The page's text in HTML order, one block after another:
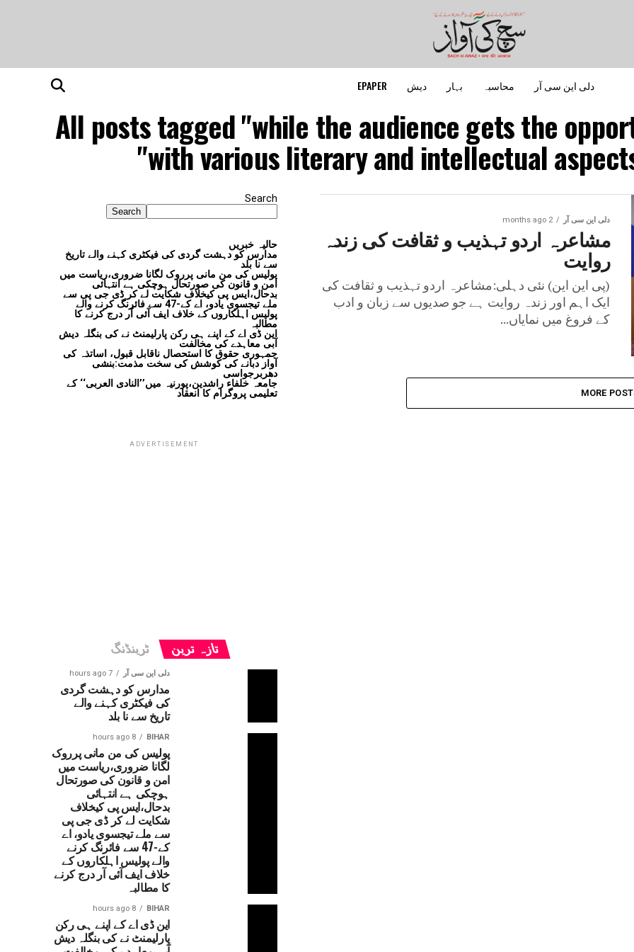
دلی این سی آر محاسبہ بہار دیش EPAPER
All posts tagged "while the audience gets the
with various literary and intellectual
دلی این سی آر 2 months ago
مشاعرہ اردو تہذیب و ثقافت کی زندہ
روایت
(پی این این) نئی دہلی:مشاعرہ اردو تہذیب و ثقافت کی
ایک اہم اور زندہ روایت ہے جو صدیوں سے زبان و ادب
کے فروغ میں نمایاں...
MORE
Search
Search
حالیہ خبریں
مدارس کو دہشت گردی کی فیکٹری کہنے والے تاریخ
سے نا بلد
پولیس کی من مانی پرروک لگانا ضروری،ریاست میں
امن و قانون کی صورتحال ہوچکی ہے انتہائی
بدحال،ایس پی کیخلاف شکایت لے کر ڈی جی پی سے
ملے تیجسوی یادو، اے کے-47 سے فائرنگ کرنے والے
پولیس اہلکاروں کے خلاف ایف آئی آر درج کرنے کا
مطالبہ
این ڈی اے کے اپنے ہی رکن پارلیمنٹ نے کی بنگلہ دیش
آبی معاہدے کی مخالفت
جمہوری حقوق کا استحصال ناقابل قبول، اساتذہ کی
آواز دبانے کی کوشش کی سخت مذمت:بنشی
دھربرجواسی
جامعہ خلفاء راشدین،پورنیہ میں’’النادی العربی‘‘ کے
تعلیمی پروگرام کا انعقاد
ADVERTISEMENT
تازہ ترین ٹرینڈنگ
دلی این سی آر 7 hours ago
مدارس کو دہشت گردی
کی فیکٹری کہنے والے
تاریخ سے نا بلد
BIHAR
8 hours ago
پولیس کی من مانی پرروک
لگانا ضروری،ریاست میں
امن و قانون کی صورتحال
ہوچکی ہے انتہائی
بدحال،ایس پی کیخلاف
شکایت لے کر ڈی جی پی
سے ملے تیجسوی یادو، اے
کے-47 سے فائرنگ کرنے
والے پولیس اہلکاروں کے
خلاف ایف آئی آر درج کرنے
کا مطالبہ
BIHAR
8 hours ago
این ڈی اے کے اپنے ہی رکن
پارلیمنٹ نے کی بنگلہ دیش